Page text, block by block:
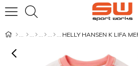
HELLY HANSEN K LIFA